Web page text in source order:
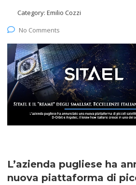
Category: Emilio Cozzi
No Comments
L’azienda pugliese ha
nuova piattaforma di